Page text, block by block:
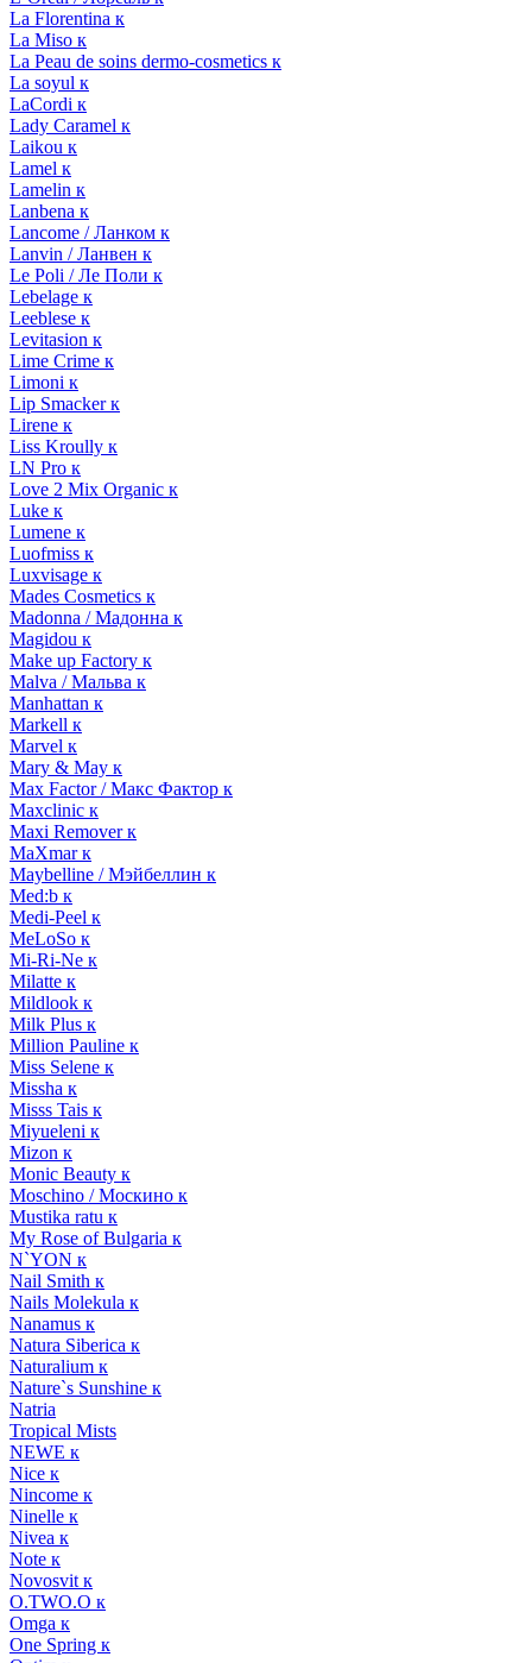
La Florentina к
La Miso к
La Peau de soins dermo-cosmetics к
La soyul к
LaCordi к
Lady Caramel к
Laikou к
Lamel к
Lamelin к
Lanbena к
Lancome / Ланком к
Lanvin / Ланвен к
Le Poli / Ле Поли к
Lebelage к
Leeblese к
Levitasion к
Lime Crime к
Limoni к
Lip Smacker к
Lirene к
Liss Kroully к
LN Pro к
Love 2 Mix Organic к
Luke к
Lumene к
Luofmiss к
Luxvisage к
Mades Cosmetics к
Madonna / Мадонна к
Magidou к
Make up Factory к
Malva / Мальва к
Manhattan к
Markell к
Marvel к
Mary & May к
Max Factor / Макс Фактор к
Maxclinic к
Maxi Remover к
MaXmar к
Maybelline / Мэйбеллин к
Med:b к
Medi-Peel к
MeLoSo к
Mi-Ri-Ne к
Milatte к
Mildlook к
Milk Plus к
Million Pauline к
Miss Selene к
Missha к
Misss Tais к
Miyueleni к
Mizon к
Monic Beauty к
Moschino / Москино к
Mustika ratu к
My Rose of Bulgaria к
N`YON к
Nail Smith к
Nails Molekula к
Nanamus к
Natura Siberica к
Naturalium к
Nature`s Sunshine к
Natria
Tropical Mists
NEWE к
Nice к
Nincome к
Ninelle к
Nivea к
Note к
Novosvit к
O.TWO.O к
Omga к
One Spring к